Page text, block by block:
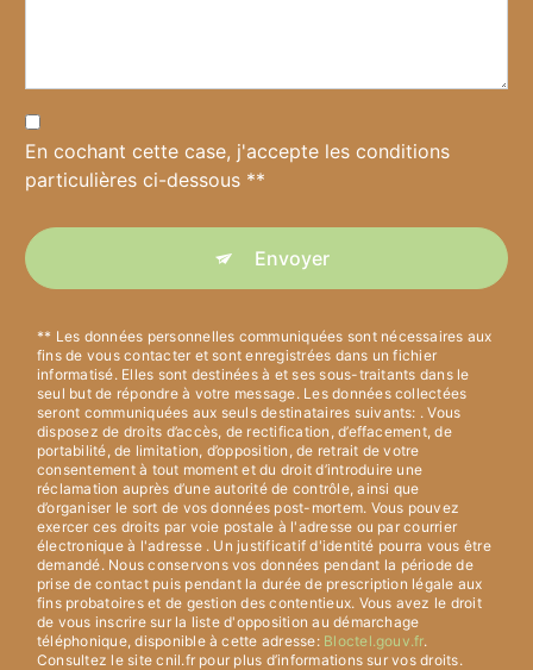
En cochant cette case, j'accepte les conditions
particulières ci-dessous **
Envoyer
** Les données personnelles communiquées sont nécessaires aux
fins de vous contacter et sont enregistrées dans un fichier
informatisé. Elles sont destinées à et ses sous-traitants dans le
seul but de répondre à votre message. Les données collectées
seront communiquées aux seuls destinataires suivants: . Vous
disposez de droits d’accès, de rectification, d’effacement, de
portabilité, de limitation, d’opposition, de retrait de votre
consentement à tout moment et du droit d’introduire une
réclamation auprès d’une autorité de contrôle, ainsi que
d’organiser le sort de vos données post-mortem. Vous pouvez
exercer ces droits par voie postale à l'adresse ou par courrier
électronique à l'adresse . Un justificatif d'identité pourra vous être
demandé. Nous conservons vos données pendant la période de
prise de contact puis pendant la durée de prescription légale aux
fins probatoires et de gestion des contentieux. Vous avez le droit
de vous inscrire sur la liste d'opposition au démarchage
téléphonique, disponible à cette adresse: Bloctel.gouv.fr.
Consultez le site cnil.fr pour plus d’informations sur vos droits.